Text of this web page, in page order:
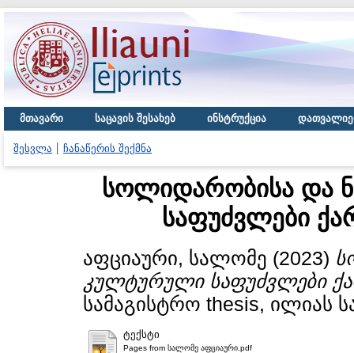
მთავარი საცავის შესახებ ინსტრუქცია
შესვლა ჩანაწერის შექმნა
სოლიდარობისა და
საფუძვლები
აფციაური, სალომე (2023)
კულტურული საფუძვლები
სამაგისტრო thesis, ილიას
ტექსტი
Pages from სალომე აფციაური.pdf